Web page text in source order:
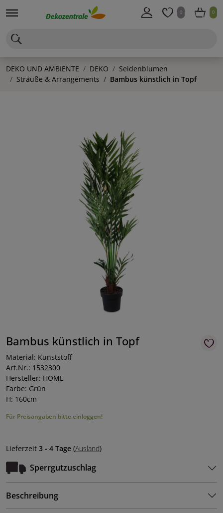
0 0
DEKO UND AMBIENTE DEKO
Seidenblumen
Sträuße & Arrangements
Bambus künstlich in Topf
Bambus künstlich in Topf
Material: Kunststoff
Art.Nr.: 1532300
Hersteller: HOME
Farbe: Grün
H: 160cm
Für Preisangaben bitte einloggen!
Lieferzeit 3 - 4 Tage (Ausland)
Sperrgutzuschlag
Beschreibung